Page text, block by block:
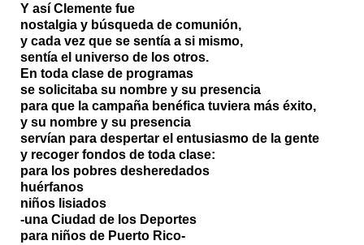
Y así Clemente fue
nostalgia y búsqueda de comunión,
y cada vez que se sentía a si mismo,
sentía el universo de los otros.
En toda clase de programas
se solicitaba su nombre y su presencia
para que la campaña benéfica tuviera más éxito,
y su nombre y su presencia
servían para despertar el entusiasmo de la gente
y recoger fondos de toda clase:
para los pobres desheredados
huérfanos
niños lisiados
-una Ciudad de los Deportes
para niños de Puerto Rico-